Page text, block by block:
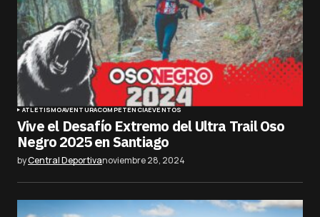
ATLETISMOAVENTURACOMPETENCIAEVENTOS
Vive el Desafío Extremo del Ultra Trail Oso
Negro 2025 en Santiago
byCentral Deportivanoviembre 28, 2024